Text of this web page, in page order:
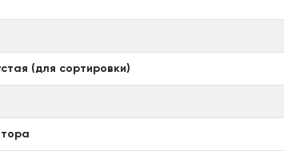
(для сортировки)